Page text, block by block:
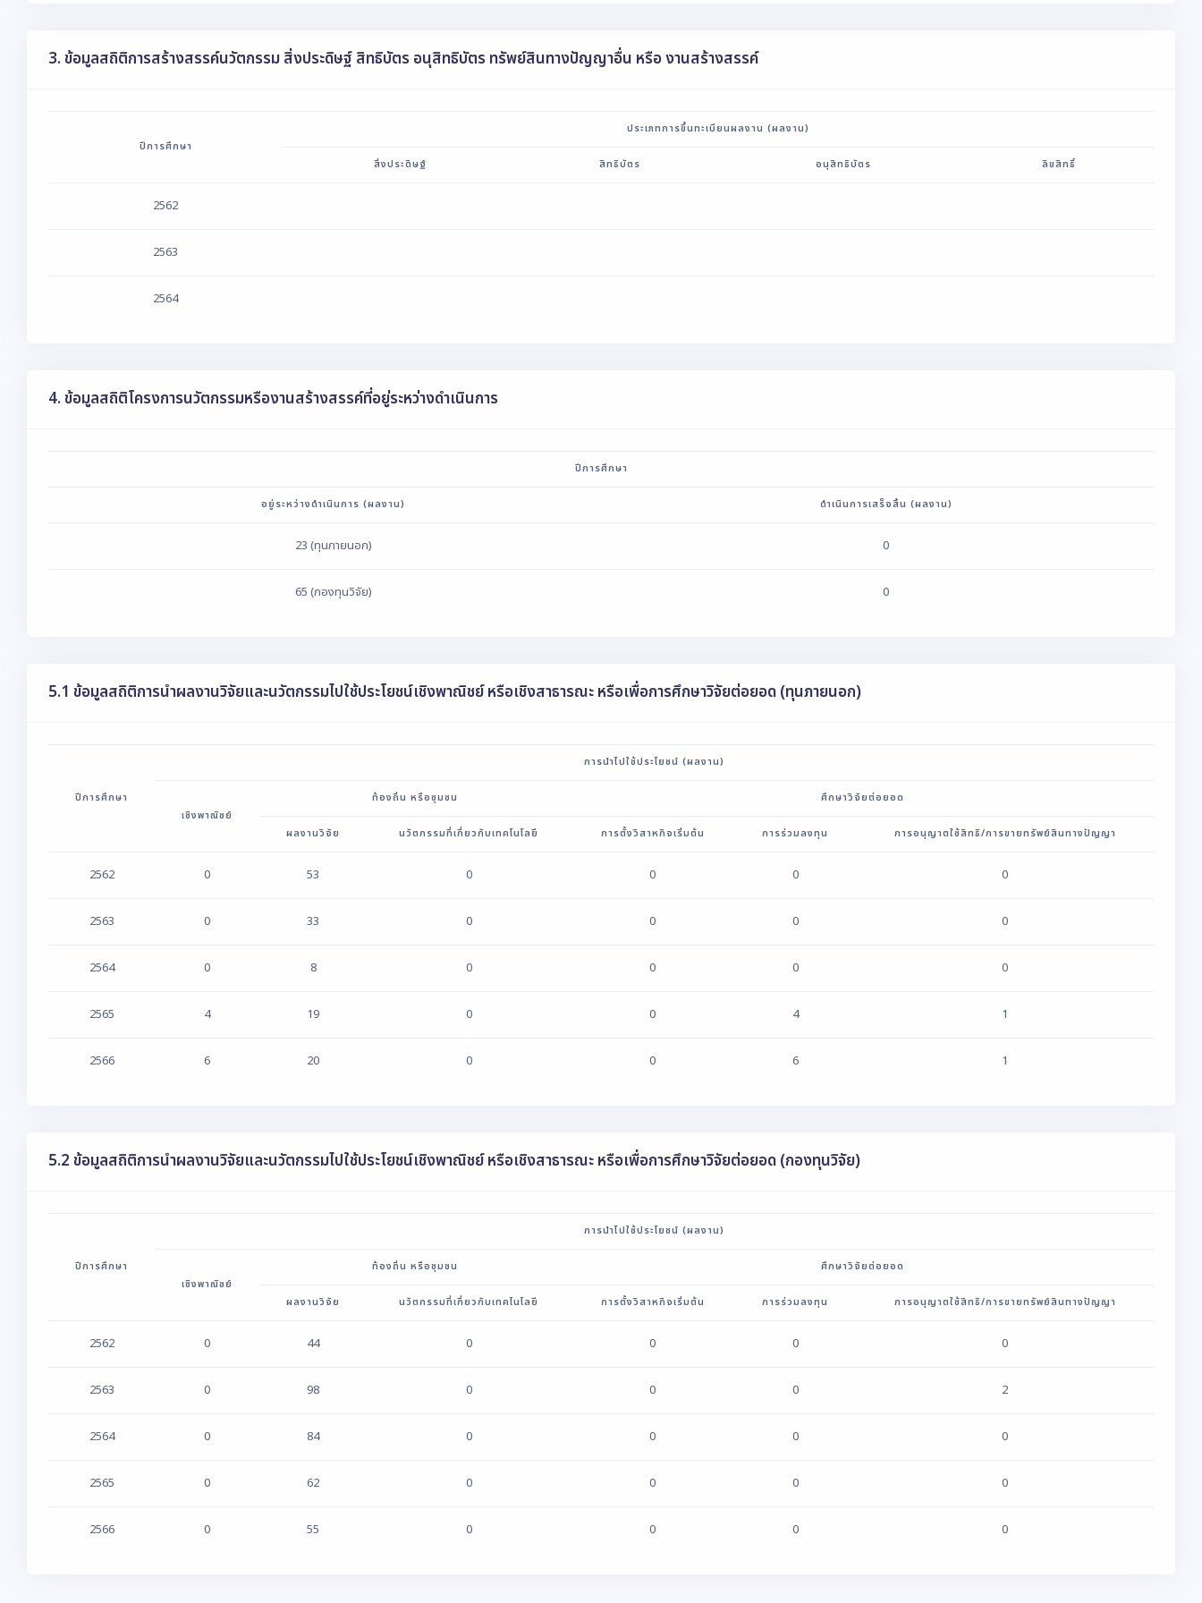
3. ข้อมูลสถิติการสร้างสรรค์นวัตกรรม สิ่งประดิษฐ์ สิทธิบัตร อนุสิทธิบัตร ทรัพย์สินทางปัญญาอื่น หรือ งานสร้างสรรค์
ปีการศึกษา
ประเภทการขึ้นทะเบียนผลงาน (ผลงาน)
สิ่งประดิษฐ์ สิทธิบัตร อนุสิทธิบัตร ลิขสิทธิ์
2562
2563
2564
4. ข้อมูลสถิติโครงการนวัตกรรมหรืองานสร้างสรรค์ที่อยู่ระหว่างดำเนินการ
ปีการศึกษา
อยู่ระหว่างดำเนินการ (ผลงาน) ดำเนินการเสร็จสิ้น (ผลงาน)
23 (ทุนภายนอก) 0
65 (กองทุนวิจัย) 0
5.1 ข้อมูลสถิติการนำผลงานวิจัยและนวัตกรรมไปใช้ประโยชน์เชิงพาณิชย์ หรือเชิงสาธารณะ หรือเพื่อการศึกษาวิจัยต่อยอด (ทุนภายนอก)
ปีการศึกษา
การนำไปใช้ประโยชน์ (ผลงาน)
เชิงพาณิชย์
ท้องถิ่น หรือชุมชน ศึกษาวิจัยต่อยอด
ผลงานวิจัย นวัตกรรมที่เกี่ยวกับเทคโนโลยี การตั้งวิสาหกิจเริ่มต้น การร่วมลงทุน การอนุญาตใช้สิทธิ/การขายทรัพย์สินทางปัญญา
2562 0 53 0 0 0 0
2563 0 33 0 0 0 0
2564 0 8 0 0 0 0
2565 4 19 0 0 4 1
2566 6 20 0 0 6 1
5.2 ข้อมูลสถิติการนำผลงานวิจัยและนวัตกรรมไปใช้ประโยชน์เชิงพาณิชย์ หรือเชิงสาธารณะ หรือเพื่อการศึกษาวิจัยต่อยอด (กองทุนวิจัย)
ปีการศึกษา
การนำไปใช้ประโยชน์ (ผลงาน)
เชิงพาณิชย์
ท้องถิ่น หรือชุมชน ศึกษาวิจัยต่อยอด
ผลงานวิจัย นวัตกรรมที่เกี่ยวกับเทคโนโลยี การตั้งวิสาหกิจเริ่มต้น การร่วมลงทุน การอนุญาตใช้สิทธิ/การขายทรัพย์สินทางปัญญา
2562 0 44 0 0 0 0
2563 0 98 0 0 0 2
2564 0 84 0 0 0 0
2565 0 62 0 0 0 0
2566 0 55 0 0 0 0